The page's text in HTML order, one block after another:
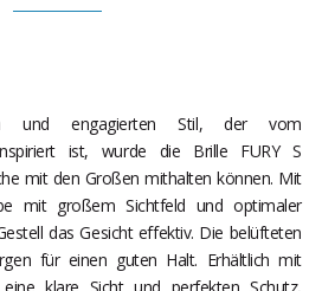
und engagierten Stil, der vom
ist, wurde die Brille FURY S
mit den Großen mithalten können. Mit
mit großem Sichtfeld und optimaler
das Gesicht effektiv. Die belüfteten
für einen guten Halt. Erhältlich mit